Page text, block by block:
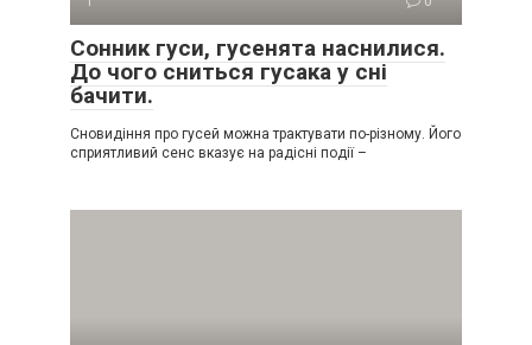
Сонник гуси, гусенята наснилися.
До чого сниться гусака у сні
бачити.
Сновидіння про гусей можна трактувати по-різному. Його
сприятливий сенс вказує на радісні події –